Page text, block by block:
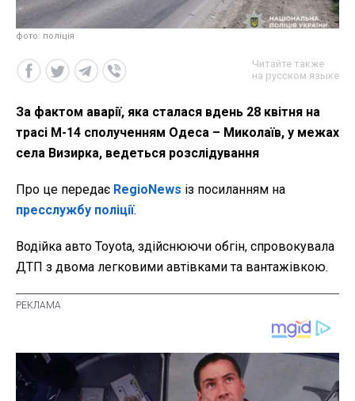
фото: поліція
Читайте также
на русском языке
За фактом аварії, яка сталася вдень 28 квітня на
трасі М-14 сполученням Одеса – Миколаїв, у межах
села Визирка, ведеться розслідування
Про це передає RegioNews із посиланням на
пресслужбу поліції.
Водійка авто Toyota, здійснюючи обгін, спровокувала
ДТП з двома легковими автівками та вантажівкою.